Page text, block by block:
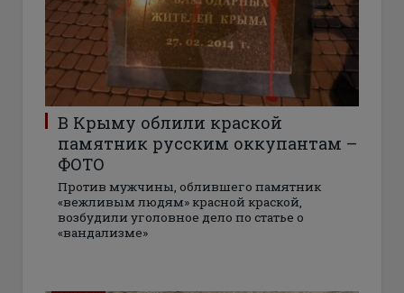
В Крыму облили краской
памятник русским оккупантам –
ФОТО
Против мужчины, облившего памятник
«вежливым людям» красной краской,
возбудили уголовное дело по статье о
«вандализме»